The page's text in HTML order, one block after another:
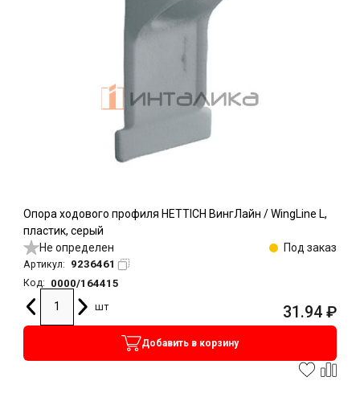
Опора ходового профиля HETTICH ВингЛайн / WingLine L,
пластик, серый
Не определен
Под заказ
Артикул: 9236461
Код:
0000/164415
шт
31.94 ₽
Добавить в корзину